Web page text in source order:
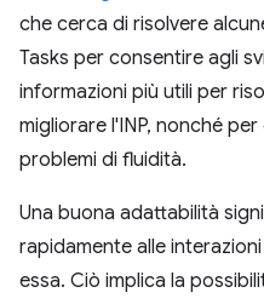
che cerca di risolvere
Tasks per consentire agli
informazioni più utili per
migliorare l'INP, nonché
problemi di fluidità.
Una buona adattabilità
rapidamente alle
essa. Ciò implica la